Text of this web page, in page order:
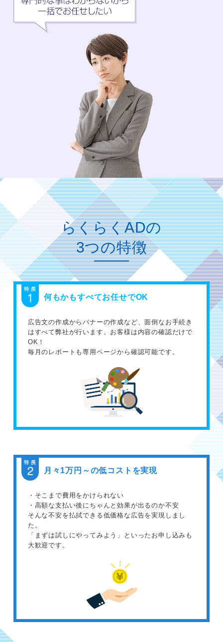
らくらくADの
3つの特徴
何もかもすべてお任せでOK
広告文の作成からバナーの作成など、面倒なお手続き
はすべて弊社が行います。お客様は内容の確認だけで
OK！
毎月のレポートも専用ページから確認可能です。
月々1万円～の低コストを実現
・そこまで費用をかけられない
・高額な支払い後にちゃんと効果が出るのか不安
そんな不安を払拭できる低価格な広告を実現しまし
た。
「まずは試しにやってみよう」といったお申し込みも
大歓迎です。